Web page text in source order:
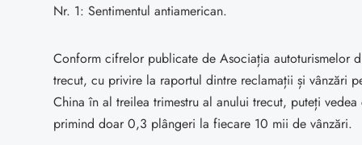
Nr. 1: Sentimentul antiamerican.
Conform cifrelor publicate de Asociația autoturismelor
trecut, cu privire la raportul dintre reclamații și vânzări
China în al treilea trimestru al anului trecut, puteți
primind doar 0,3 plângeri la fiecare 10 mii de vânzări.